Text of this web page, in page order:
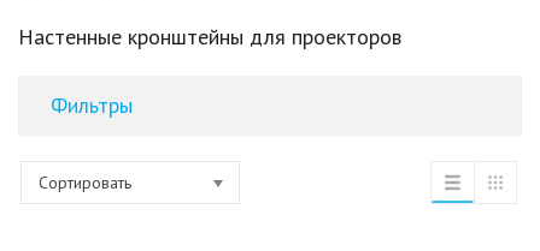
Настенные кронштейны для проекторов
Фильтры
Сортировать